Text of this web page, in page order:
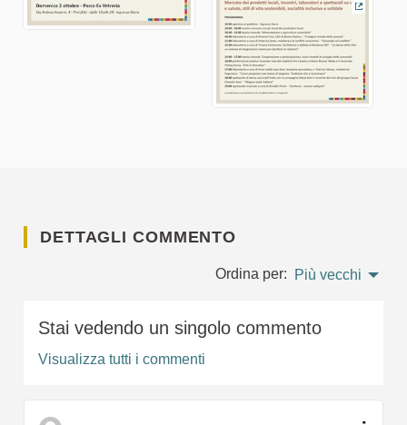
DETTAGLI COMMENTO
Ordina per: Più vecchi
Stai vedendo un singolo commento
Visualizza tutti i commenti